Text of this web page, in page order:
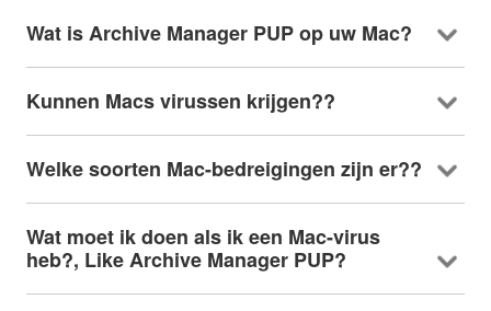
Wat is Archive Manager PUP op uw Mac?
Kunnen Macs virussen krijgen??
Welke soorten Mac-bedreigingen zijn er??
Wat moet ik doen als ik een Mac-virus
heb?, Like Archive Manager PUP?